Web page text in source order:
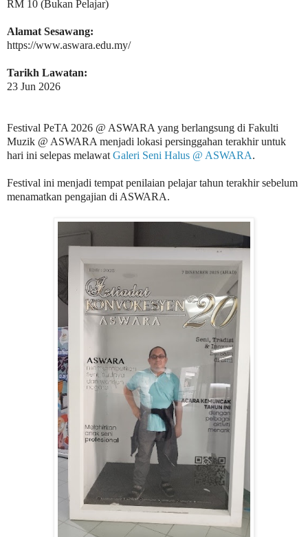
RM 10 (Bukan Pelajar)
Alamat Sesawang:
https://www.aswara.edu.my/
Tarikh Lawatan:
23 Jun 2026
Festival PeTA 2026 @ ASWARA yang berlangsung di Fakulti
Muzik @ ASWARA menjadi lokasi persinggahan terakhir untuk
hari ini selepas melawat Galeri Seni Halus @ ASWARA.
Festival ini menjadi tempat penilaian pelajar tahun terakhir sebelum
menamatkan pengajian di ASWARA.